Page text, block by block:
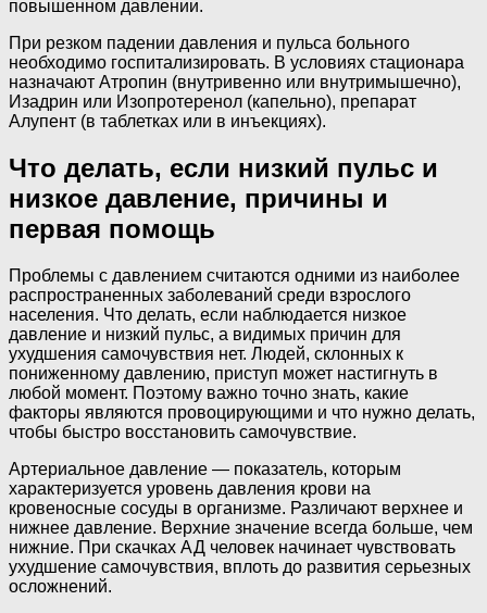
повышенном давлении.
При резком падении давления и пульса больного
необходимо госпитализировать. В условиях стационара
назначают Атропин (внутривенно или внутримышечно),
Изадрин или Изопротеренол (капельно), препарат
Алупент (в таблетках или в инъекциях).
Что делать, если низкий пульс и
низкое давление, причины и
первая помощь
Проблемы с давлением считаются одними из наиболее
распространенных заболеваний среди взрослого
населения. Что делать, если наблюдается низкое
давление и низкий пульс, а видимых причин для
ухудшения самочувствия нет. Людей, склонных к
пониженному давлению, приступ может настигнуть в
любой момент. Поэтому важно точно знать, какие
факторы являются провоцирующими и что нужно делать,
чтобы быстро восстановить самочувствие.
Артериальное давление — показатель, которым
характеризуется уровень давления крови на
кровеносные сосуды в организме. Различают верхнее и
нижнее давление. Верхние значение всегда больше, чем
нижние. При скачках АД человек начинает чувствовать
ухудшение самочувствия, вплоть до развития серьезных
осложнений.